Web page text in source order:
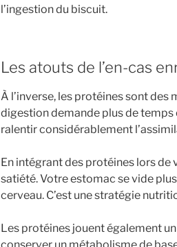
l’ingestion du biscuit.
Les atouts de l’en-cas
À l’inverse, les protéines sont
digestion demande plus de temps
ralentir considérablement
En intégrant des protéines lors
satiété. Votre estomac se vide
cerveau. C’est une stratégie
Les protéines jouent également